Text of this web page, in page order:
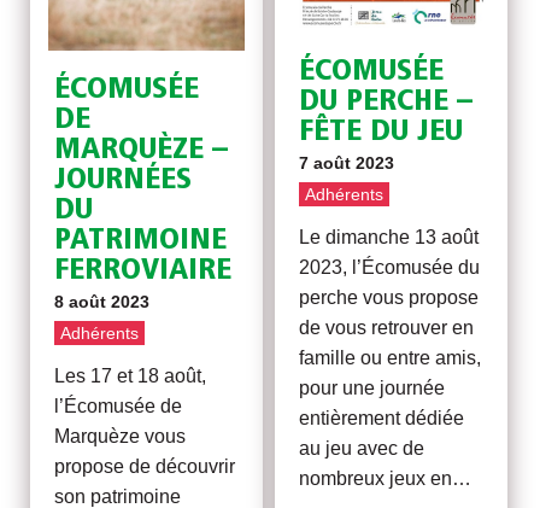
ÉCOMUSÉE
DE
MARQUÈZE –
JOURNÉES
DU
PATRIMOINE
FERROVIAIRE
8 août 2023
Adhérents
Les 17 et 18 août,
l’Écomusée de
Marquèze vous
propose de découvrir
son patrimoine
ÉCOMUSÉE
DU PERCHE –
FÊTE DU JEU
7 août 2023
Adhérents
Le dimanche 13 août
2023, l’Écomusée du
perche vous propose
de vous retrouver en
famille ou entre amis,
pour une journée
entièrement dédiée
au jeu avec de
nombreux jeux en…